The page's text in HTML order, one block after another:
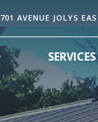
701 AVENUE JOLYS
SERVICES